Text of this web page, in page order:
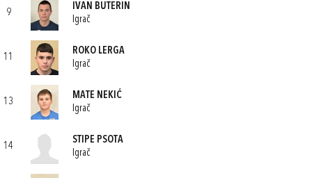
9
IVAN BUTERIN
Igrač
11
ROKO LERGA
Igrač
13
MATE NEKIĆ
Igrač
14
STIPE PSOTA
Igrač